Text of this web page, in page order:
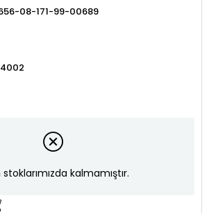
08-171-99-00689
kalmamıştır.